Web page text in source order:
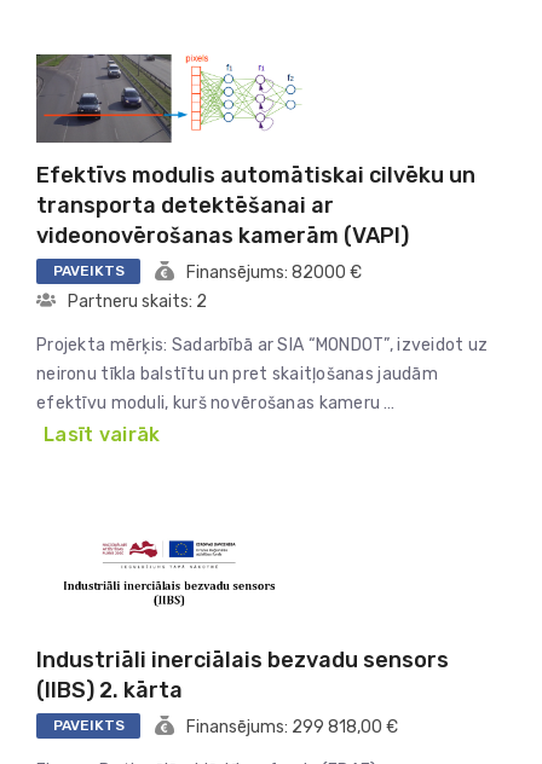
Efektīvs modulis automātiskai cilvēku un
transporta detektēšanai ar
videonovērošanas kamerām (VAPI)
PAVEIKTS
Finansējums: 82000 €
Partneru skaits: 2
Projekta mērķis: Sadarbībā ar SIA “MONDOT”, izveidot uz
neironu tīkla balstītu un pret skaitļošanas jaudām
efektīvu moduli, kurš novērošanas kameru …
Lasīt vairāk
Industriāli inerciālais bezvadu sensors
(IIBS) 2. kārta
PAVEIKTS Finansējums: 299 818,00 €